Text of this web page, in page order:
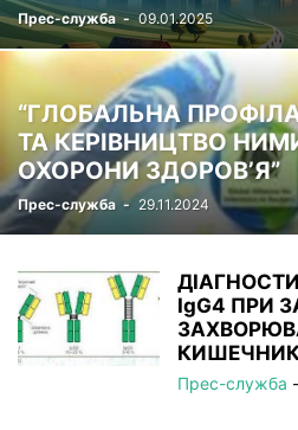
Прес-служба - 09.01.2025
“ГЛОБАЛЬНА
ТА КЕРІВНИЦТВО
ОХОРОНИ ЗДОРОВ’Я”
Прес-служба - 29.11.2024
IgG4 ПРИ
Прес-служба -